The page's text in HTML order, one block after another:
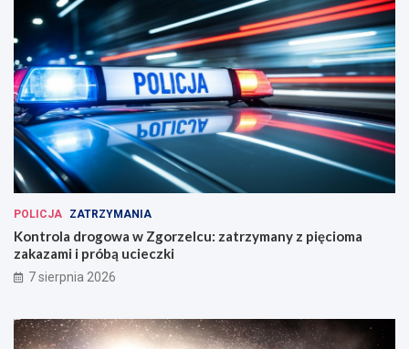
POLICJA ZATRZYMANIA
Kontrola drogowa w Zgorzelcu: zatrzymany z pięcioma
zakazami i próbą ucieczki
7 sierpnia 2026